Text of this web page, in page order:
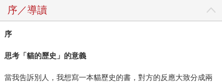
序／導讀
序
思考「貓的歷史」的意義
當我吿訴別人，我想寫一本貓歷史的書，對方的反應大致分成兩